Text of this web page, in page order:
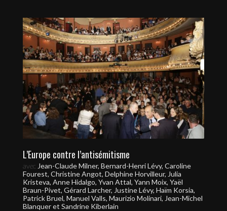
L’Europe contre l’antisémitisme
avec Jean-Claude Milner, Bernard-Henri Lévy, Caroline
Fourest, Christine Angot, Delphine Horvilleur, Julia
Kristeva, Anne Hidalgo, Yvan Attal, Yann Moix, Yaël
Braun-Pivet, Gérard Larcher, Justine Lévy, Haïm Korsia,
Patrick Bruel, Manuel Valls, Maurizio Molinari, Jean-Michel
Blanquer et Sandrine Kiberlain